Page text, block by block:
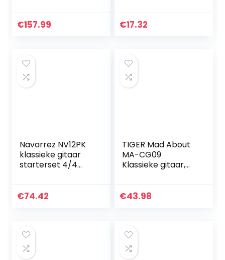
(RST5)
€157.99
spanning
€17.32
Navarrez NV12PK
klassieke gitaar
starterset 4/4
leerboek en cd,
€74.42
TIGER Mad About
MA-CG09
Klassieke gitaar,
kleurrijke Spaanse
€43.98